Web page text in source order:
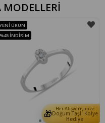
🎁 Her Alışverişinize
Doğum Taşlı Kolye
Hediye
YENI ÜRÜN
%45 İNDIRIM